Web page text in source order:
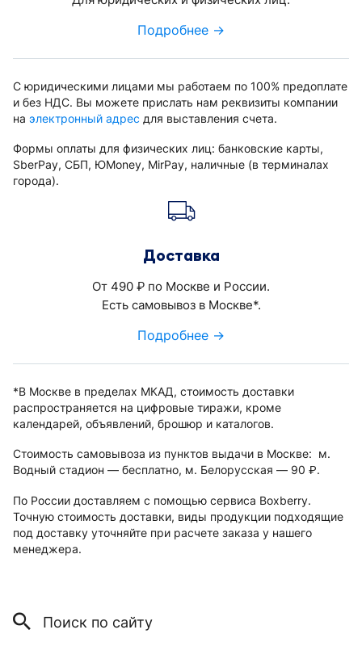
Подробнее →
С юридическими лицами мы работаем по 100% предоплате
и без НДС. Вы можете прислать нам реквизиты компании
на электронный адрес для выставления счета.
Формы оплаты для физических лиц: банковские карты,
SberPay, СБП, ЮMoney, MirPay, наличные (в терминалах
города).
Доставка
От 490 руб. по Москве и России.
Есть самовывоз в Москве*.
Подробнее →
*В Москве в пределах МКАД, стоимость доставки
распространяется на цифровые тиражи, кроме
календарей, объявлений, брошюр и каталогов.
Стоимость самовывоза из пунктов выдачи в Москве: м.
Водный стадион — бесплатно, м. Белорусская — 90 руб..
По России доставляем с помощью сервиса Boxberry.
Точную стоимость доставки, виды продукции подходящие
под доставку уточняйте при расчете заказа у нашего
менеджера.